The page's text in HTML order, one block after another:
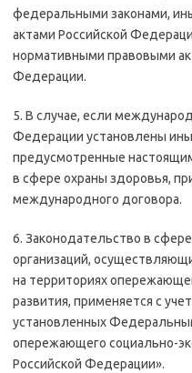
федеральными законами,
актами Российской
нормативными правовыми
Федерации.
5. В случае, если
Федерации установлены
предусмотренные
в сфере охраны здоровья,
международного договора.
6. Законодательство в
организаций,
на территориях
развития, применяется с
установленных
опережающего социально-
Российской Федерации».